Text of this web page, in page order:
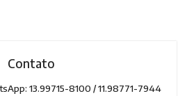
Contato
13.99715-8100 / 11.98771-7944